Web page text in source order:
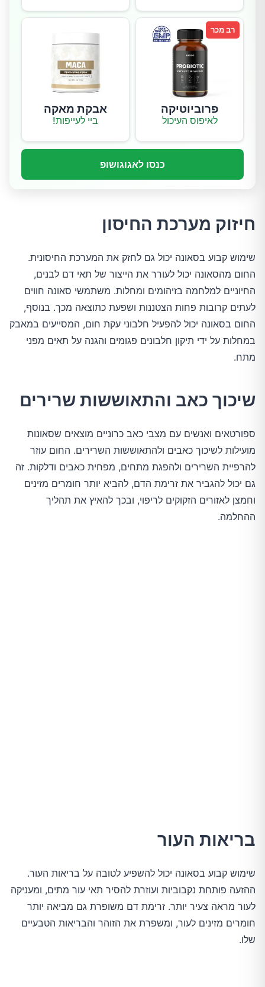
רב מכר
פרוביוטיקה
לאיפוס העיכול
אבקת מאקה
ביי לעייפות!
כנסו לאגוגושופ
חיזוק מערכת החיסון
שימוש קבוע בסאונה יכול גם לחזק את המערכת החיסונית.
החום מהסאונה יכול לעורר את הייצור של תאי דם לבנים,
החיוניים למלחמה בזיהומים ומחלות. משתמשי סאונה חווים
לעתים קרובות פחות הצטננות ושפעת כתוצאה מכך. בנוסף,
החום בסאונה יכול להפעיל חלבוני עקת חום, המסייעים במאבק
במחלות על ידי תיקון חלבונים פגומים והגנה על תאים מפני
מתח.
שיכוך כאב והתאוששות שרירים
ספורטאים ואנשים עם מצבי כאב כרוניים מוצאים שסאונות
מועילות לשיכוך כאבים ולהתאוששות השרירים. החום עוזר
להרפיית השרירים ולהפגת מתחים, מפחית כאבים ודלקות. זה
גם יכול להגביר את זרימת הדם, להביא יותר חומרים מזינים
וחמצן לאזורים הזקוקים לריפוי, ובכך להאיץ את תהליך
ההחלמה.
בריאות העור
שימוש קבוע בסאונה יכול להשפיע לטובה על בריאות העור.
ההזעה פותחת נקבוביות ועוזרת להסיר תאי עור מתים, ומעניקה
לעור מראה צעיר יותר. זרימת דם משופרת גם מביאה יותר
חומרים מזינים לעור, ומשפרת את הזוהר והבריאות הטבעיים
שלו.